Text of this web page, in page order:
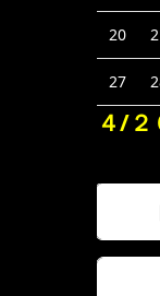
20
27
４/